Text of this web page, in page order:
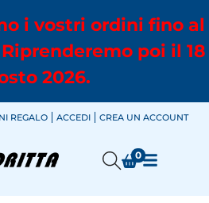
i vostri ordini fino al
poi il 18
2026.
REGALO ACCEDI CREA UN ACCOUNT
0